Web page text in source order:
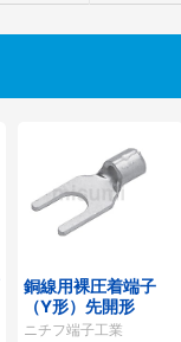
銅線用裸圧着端子
（Y形）先開形
ニチフ端子工業